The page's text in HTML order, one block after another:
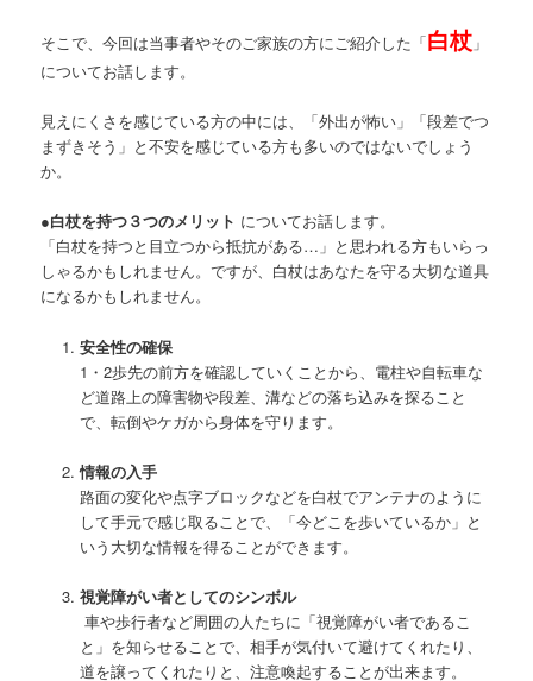
そこで、今回は当事者やそのご家族の方にご紹介した「白杖 」
についてお話します。
見えにくさを感じている方の中には、「外出が怖い」「段差でつ
まずきそう」と不安を感じている方も多いのではないでしょう
か。
●白杖を持つ３つのメリット についてお話します。
「白杖を持つと目立つから抵抗がある…」と思われる方もいらっ
しゃるかもしれません。ですが、白杖はあなたを守る大切な道具
になるかもしれません。
安全性の確保
1・2歩先の前方を確認していくことから、電柱や自転車な
ど道路上の障害物や段差、溝などの落ち込みを探ること
で、転倒やケガから身体を守ります。
情報の入手
路面の変化や点字ブロックなどを白杖でアンテナのように
して手元で感じ取ることで、「今どこを歩いているか」と
いう大切な情報を得ることができます。
視覚障がい者としてのシンボル
車や歩行者など周囲の人たちに「視覚障がい者であるこ
と」を知らせることで、相手が気付いて避けてくれたり、
道を譲ってくれたりと、注意喚起することが出来ます。